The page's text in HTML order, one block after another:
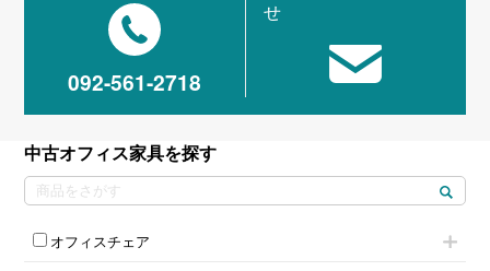
092-561-2718
せ
中古オフィス家具を探す
オフィスチェア